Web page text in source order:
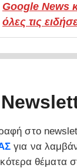
Google News
όλες τις
στο
για να
θέματα